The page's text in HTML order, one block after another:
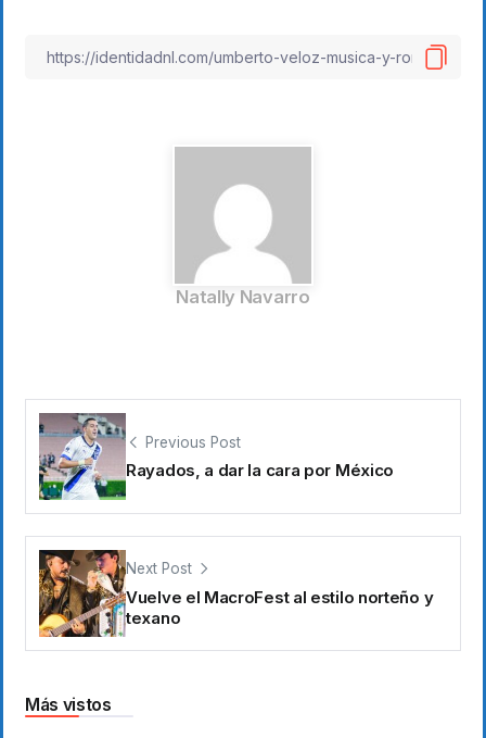
Natally Navarro
Previous Post
Rayados, a dar la cara por México
Next Post
Vuelve el MacroFest al estilo norteño y
texano
Más vistos